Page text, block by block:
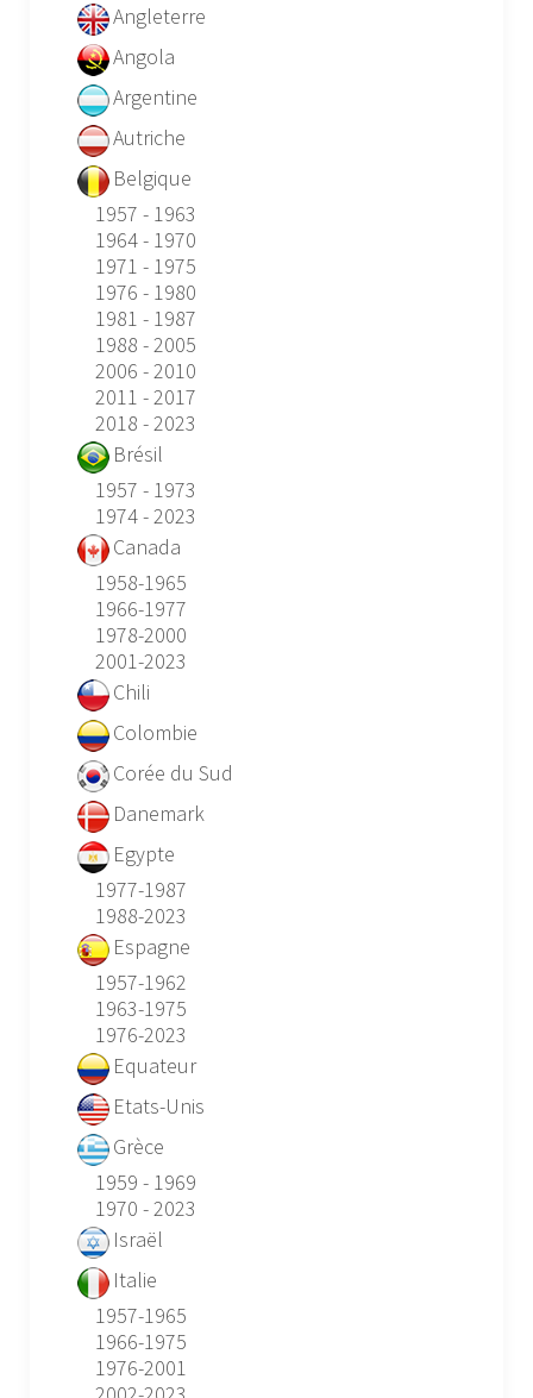
Angleterre
Angola
Argentine
Autriche
Belgique
1957 - 1963
1964 - 1970
1971 - 1975
1976 - 1980
1981 - 1987
1988 - 2005
2006 - 2010
2011 - 2017
2018 - 2023
Brésil
1957 - 1973
1974 - 2023
Canada
1958-1965
1966-1977
1978-2000
2001-2023
Chili
Colombie
Corée du Sud
Danemark
Egypte
1977-1987
1988-2023
Espagne
1957-1962
1963-1975
1976-2023
Equateur
Etats-Unis
Grèce
1959 - 1969
1970 - 2023
Israël
Italie
1957-1965
1966-1975
1976-2001